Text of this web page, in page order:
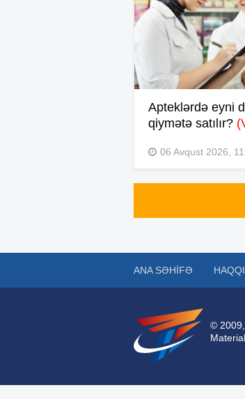
Apteklərdə eyni
qiymətə satılır?
06 Avqust 2026,
ANA SƏHIFƏ
© 2009,